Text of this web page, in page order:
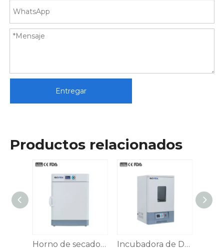
Entregar
Productos relacionados
Horno de secado por aire forzado Serie FDO Incubadora de DBO